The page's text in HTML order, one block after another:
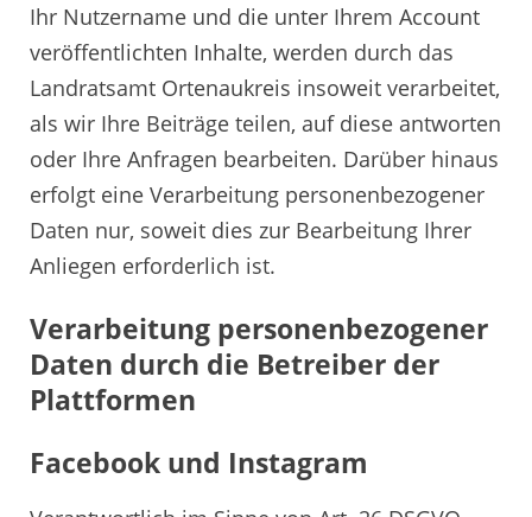
Ihr Nutzername und die unter Ihrem Account
veröffentlichten Inhalte, werden durch das
Landratsamt Ortenaukreis insoweit verarbeitet,
als wir Ihre Beiträge teilen, auf diese antworten
oder Ihre Anfragen bearbeiten. Darüber hinaus
erfolgt eine Verarbeitung personenbezogener
Daten nur, soweit dies zur Bearbeitung Ihrer
Anliegen erforderlich ist.
Verarbeitung personenbezogener
Daten durch die Betreiber der
Plattformen
Facebook und Instagram